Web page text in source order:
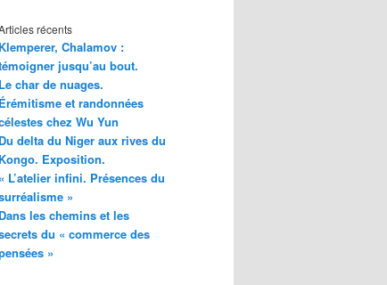
récents
Klemperer, Chalamov :
jusqu’au bout.
Le char de nuages.
Érémitisme et randonnées
chez Wu Yun
Du delta du Niger aux rives du
Kongo. Exposition.
« L’atelier infini. Présences du
»
Dans les chemins et les
du « commerce des
»